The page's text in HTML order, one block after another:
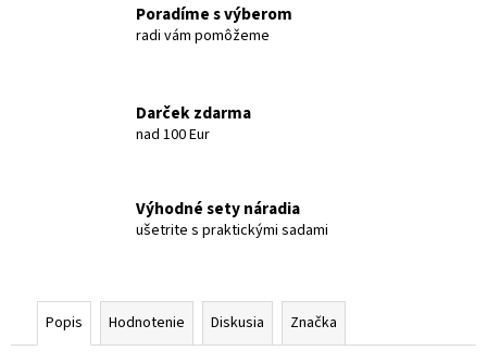
Poradíme s výberom
radi vám pomôžeme
Darček zdarma
nad 100 Eur
Výhodné sety náradia
ušetrite s praktickými sadami
Popis Hodnotenie Diskusia Značka